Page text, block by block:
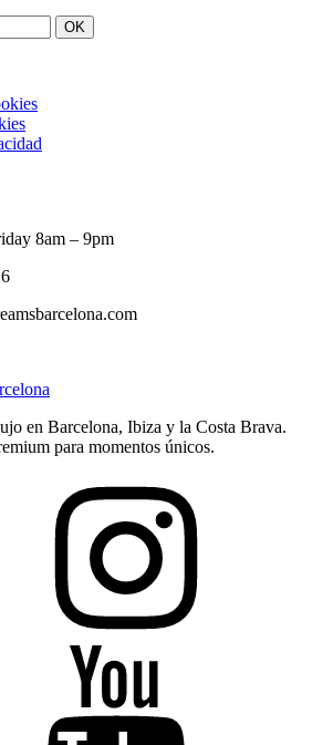
OK
8am – 9pm
en Barcelona, Ibiza y la Costa Brava.
para momentos únicos.